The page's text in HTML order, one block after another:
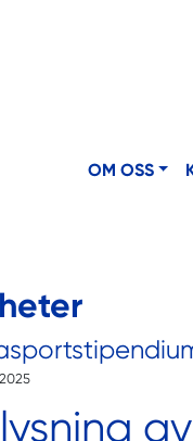
OM OSS